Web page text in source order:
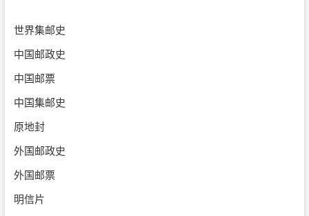
世界集邮史
中国邮政史
中国邮票
中国集邮史
原地封
外国邮政史
外国邮票
明信片